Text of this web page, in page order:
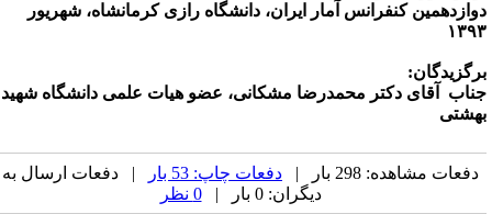
کنفرانس آمار ایران، دانشگاه رازی کرمانشاه، شهریور
آقای دکتر محمدرضا مشکانی، عضو هیات علمی دانشگاه شهید
دفعات مشاهده: 298 بار | دفعات چاپ: 53 بار
| دفعات ارسال به
دیگران: 0 بار |